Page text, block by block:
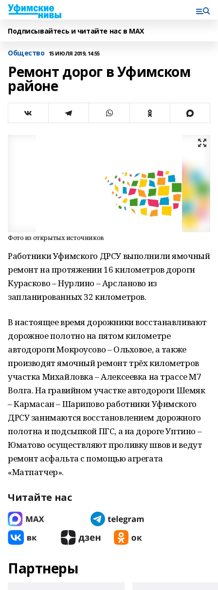
Подписывайтесь и читайте нас в MAX
Общество 15 ИЮЛЯ 2019, 14:55
Ремонт дорог в Уфимском
районе
Фото из открытых источников
Работники Уфимского ДРСУ выполнили ямочный
ремонт на протяжении 16 километров дороги
Курасково – Нурлино – Арсланово из
запланированных 32 километров.
В настоящее время дорожники восстанавливают
дорожное полотно на пятом километре
автодороги Мокроусово – Ольховое, а также
производят ямочный ремонт трёх километров
участка Михайловка – Алексеевка на трассе М7
Волга. На гравийном участке автодороги Шемяк
– Кармасан – Шарипово работники Уфимского
ДРСУ занимаются восстановлением дорожного
полотна и подсыпкой ПГС, а на дороге Уптино –
Юматово осуществляют проливку швов и ведут
ремонт асфальта с помощью агрегата
«Матпатчер».
Читайте нас
Партнеры